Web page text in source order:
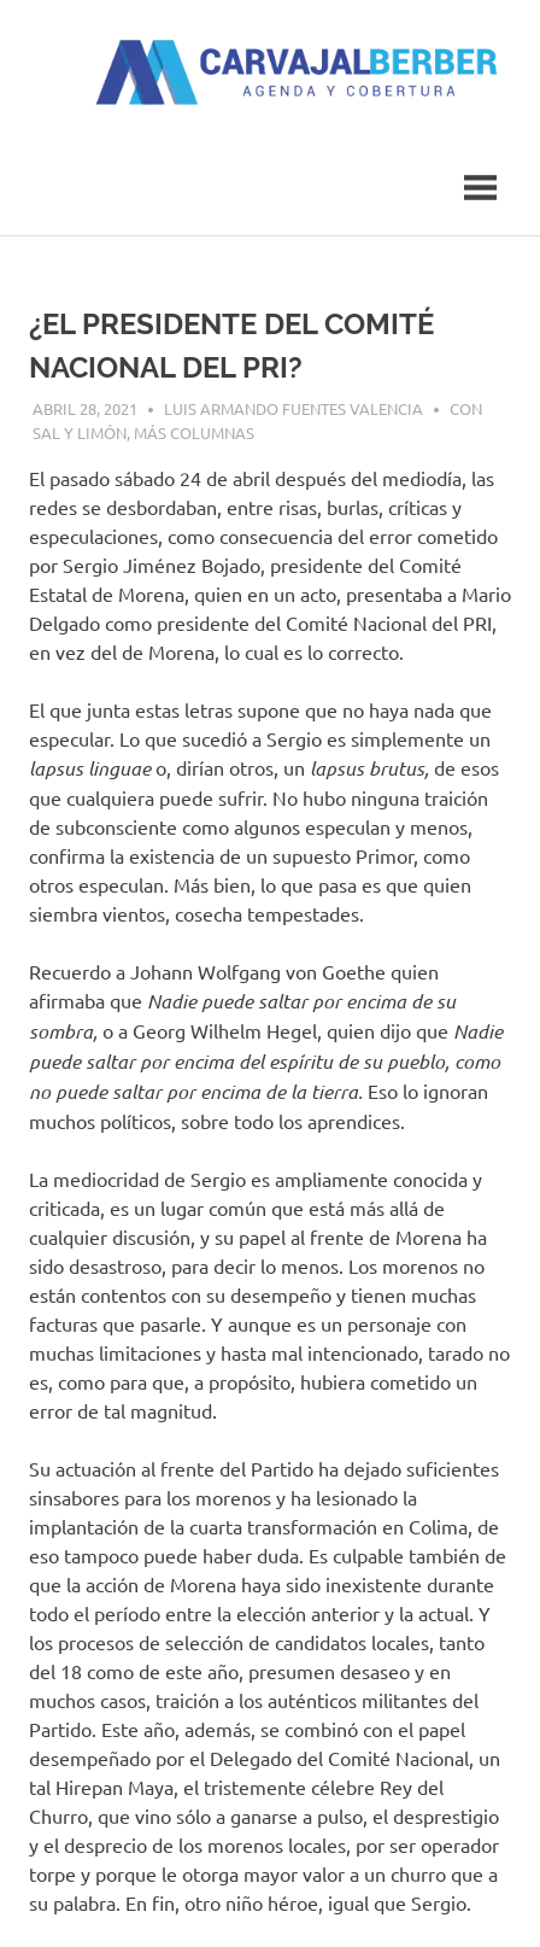
¿EL PRESIDENTE DEL COMITÉ
NACIONAL DEL PRI?
ABRIL 28, 2021 LUIS ARMANDO FUENTES VALENCIA
CON
SAL Y LIMÓN, MÁS COLUMNAS
El pasado sábado 24 de abril después del mediodía, las
redes se desbordaban, entre risas, burlas, críticas y
especulaciones, como consecuencia del error cometido
por Sergio Jiménez Bojado, presidente del Comité
Estatal de Morena, quien en un acto, presentaba a Mario
Delgado como presidente del Comité Nacional del PRI,
en vez del de Morena, lo cual es lo correcto.
El que junta estas letras supone que no haya nada que
especular. Lo que sucedió a Sergio es simplemente un
lapsus linguaeo, dirían otros, un lapsus brutus, de esos
que cualquiera puede sufrir. No hubo ninguna traición
de subconsciente como algunos especulan y menos,
confirma la existencia de un supuesto Primor, como
otros especulan. Más bien, lo que pasa es que quien
siembra vientos, cosecha tempestades.
Recuerdo a Johann Wolfgang von Goethe quien
afirmaba que Nadie puede saltar por encima de su
sombra, o a Georg Wilhelm Hegel, quien dijo que Nadie
puede saltar por encima del espíritu de su pueblo, como
no puede saltar por encima de la tierra. Eso lo ignoran
muchos políticos, sobre todo los aprendices.
La mediocridad de Sergio es ampliamente conocida y
criticada, es un lugar común que está más allá de
cualquier discusión, y su papel al frente de Morena ha
sido desastroso, para decir lo menos. Los morenos no
están contentos con su desempeño y tienen muchas
facturas que pasarle. Y aunque es un personaje con
muchas limitaciones y hasta mal intencionado, tarado no
es, como para que, a propósito, hubiera cometido un
error de tal magnitud.
Su actuación al frente del Partido ha dejado suficientes
sinsabores para los morenos y ha lesionado la
implantación de la cuarta transformación en Colima, de
eso tampoco puede haber duda. Es culpable también de
que la acción de Morena haya sido inexistente durante
todo el período entre la elección anterior y la actual. Y
los procesos de selección de candidatos locales, tanto
del 18 como de este año, presumen desaseo y en
muchos casos, traición a los auténticos militantes del
Partido. Este año, además, se combinó con el papel
desempeñado por el Delegado del Comité Nacional, un
tal Hirepan Maya, el tristemente célebre Rey del
Churro, que vino sólo a ganarse a pulso, el desprestigio
y el desprecio de los morenos locales, por ser operador
torpe y porque le otorga mayor valor a un churro que a
su palabra. En fin, otro niño héroe, igual que Sergio.